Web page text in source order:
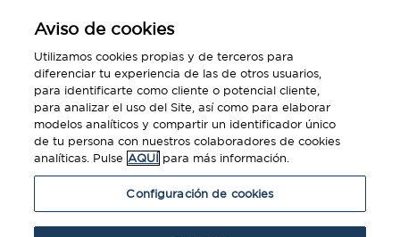
Portada»Travel manager: consejos y claves
para ser mejor gestor
Aviso de cookies
Utilizamos cookies propias y de terceros para
diferenciar tu experiencia de las de otros usuarios,
para identificarte como cliente o potencial cliente,
para analizar el uso del Site, así como para elaborar
modelos analíticos y compartir un identificador único
de tu persona con nuestros colaboradores de cookies
analíticas. Pulse AQUÍ para más información.
Configuración de cookies